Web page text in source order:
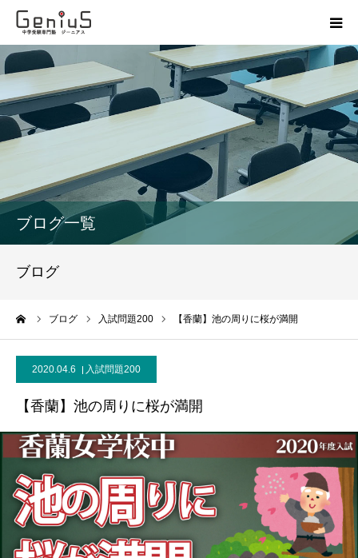
ブログ一覧
ブログ
ブログ 入試問題200 【香蘭】池の周りに桜が満開
2020.04.6 入試問題200
【香蘭】池の周りに桜が満開
授業
志望校別特訓
模試
お問い合わせ